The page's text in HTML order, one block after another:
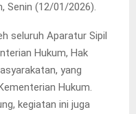
Senin (12/01/2026).
seluruh Aparatur Sipil
Hukum, Hak
yang
Hukum.
kegiatan ini juga